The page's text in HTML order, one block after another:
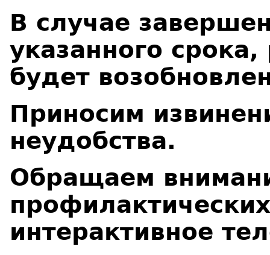
В случае
указанного
будет
Приносим
неудобства.
Обращаем
интерактивное